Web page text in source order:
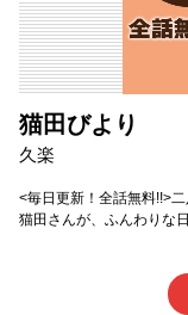
猫田びより
久楽
<毎日更新！全話無料!!>
猫田さんが、ふんわりな